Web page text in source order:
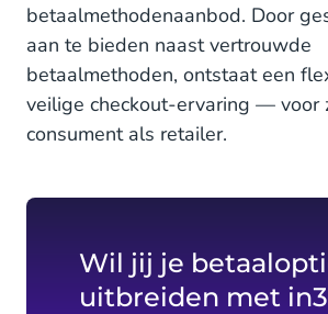
betaalmethodenaanbod. Door
aan te bieden naast vertrouwde
betaalmethoden, ontstaat een
veilige checkout-ervaring — voor
consument als retailer.
Wil jij je
uitbreiden met